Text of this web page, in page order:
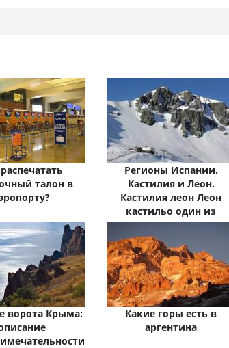
талон в
Регионы Испании.
Кастилия и Леон.
Кастилия леон Леон
кастильо один из
тысячи
ворота Крыма:
Какие горы есть в
аргентина